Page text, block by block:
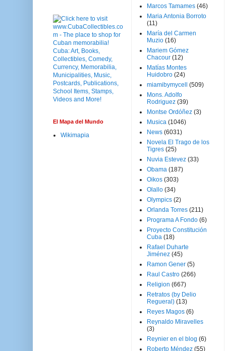
El Mapa del Mundo
Wikimapia
Marcos Tamames (46)
Maria Antonia Borroto
(11)
María del Carmen
Muzio (16)
Mariem Gómez
Chacour (12)
Matías Montes
Huidobro (24)
miamibymycell
(509)
Mons. Adolfo
Rodriguez (39)
Montse Ordóñez (3)
Musica (1046)
News (6031)
Novela El Trago de los
Tigres (25)
Nuvia Estevez (33)
Obama (187)
Oikos (303)
Olallo (34)
Olympics (2)
Orlanda Torres (211)
Programa A Fondo (6)
Proyecto Constitución
Cuba (18)
Rafael Duharte
Jiménez (45)
Ramon Gener (5)
Raul Castro (266)
Religion (667)
Retratos (by Delio
Regueral) (13)
Reyes Magos (6)
Reynaldo Miravelles
(3)
Reynier en el blog (6)
Roberto Méndez (55)